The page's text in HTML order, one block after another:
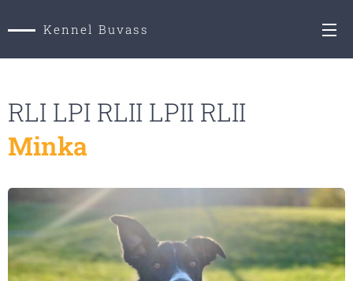
Kennel Buvass
RLI LPI RLII LPII RLII
Minka